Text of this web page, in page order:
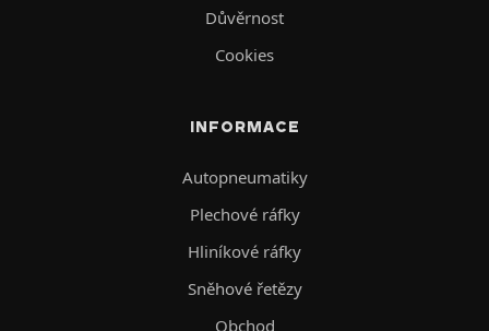
Důvěrnost
Cookies
INFORMACE
Autopneumatiky
Plechové ráfky
Hliníkové ráfky
Sněhové řetězy
Obchod